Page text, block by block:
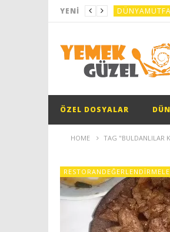
YENI
GENEL
ÖZEL DOSYALAR
HOME TAG "BULDANLILAR